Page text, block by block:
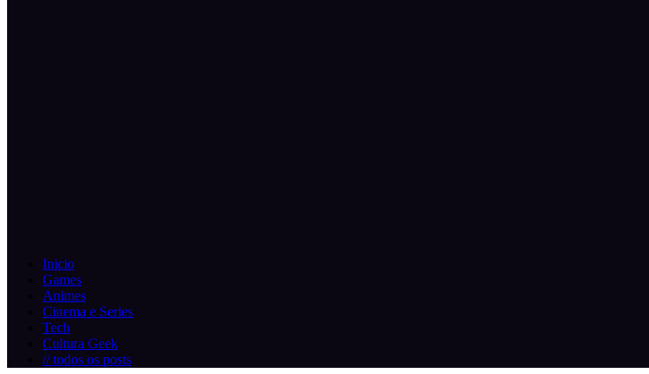
Inicio
Games
Animes
Cinema e Series
Tech
Cultura Geek
// todos os posts